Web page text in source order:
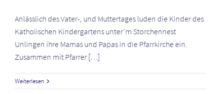
Anlässlich des Vater-, und Muttertages luden die Kinder des
Katholischen Kindergartens unter’m Storchennest
Unlingen ihre Mamas und Papas in die Pfarrkirche ein.
Zusammen mit Pfarrer […]
Weiterlesen